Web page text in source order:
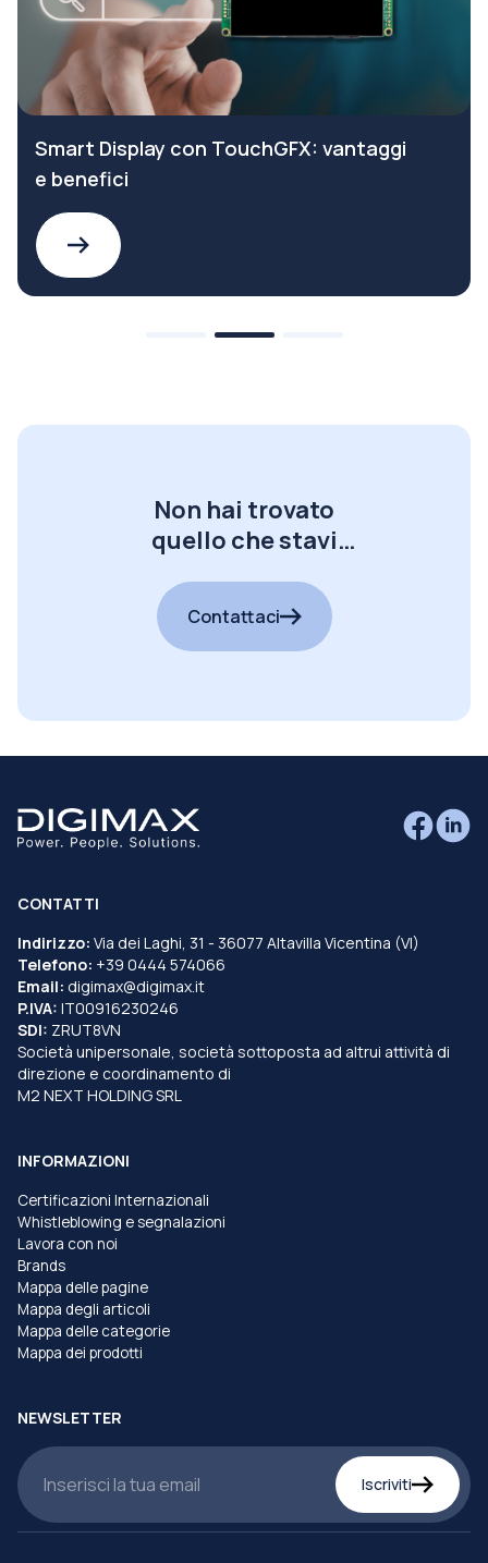
Smart Display con TouchGFX: vantaggi
e benefici
Non hai trovato
quello che stavi
Contattaci
CONTATTI
Indirizzo: Via dei Laghi, 31 - 36077 Altavilla Vicentina (VI)
Telefono: +39 0444 574066
Email: digimax@digimax.it
P.IVA: IT00916230246
SDI: ZRUT8VN
Società unipersonale, società sottoposta ad altrui attività di
direzione e coordinamento di
M2 NEXT HOLDING SRL
INFORMAZIONI
Certificazioni Internazionali
Whistleblowing e segnalazioni
Lavora con noi
Brands
Mappa delle pagine
Mappa degli articoli
Mappa delle categorie
Mappa dei prodotti
NEWSLETTER
Iscriviti